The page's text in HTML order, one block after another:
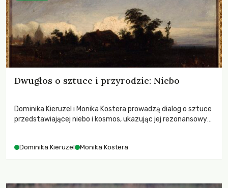
Dwugłos o sztuce i przyrodzie: Niebo
Dominika Kieruzel i Monika Kostera prowadzą dialog o sztuce
przedstawiającej niebo i kosmos, ukazując jej rezonansowy
Dominika Kieruzel Monika Kostera